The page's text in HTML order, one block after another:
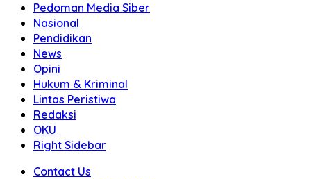
Pedoman Media Siber
Nasional
Pendidikan
News
Opini
Hukum & Kriminal
Lintas Peristiwa
Redaksi
OKU
Right Sidebar
Contact Us